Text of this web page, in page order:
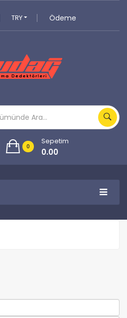
TRY Ödeme
0
Sepetim
0.00